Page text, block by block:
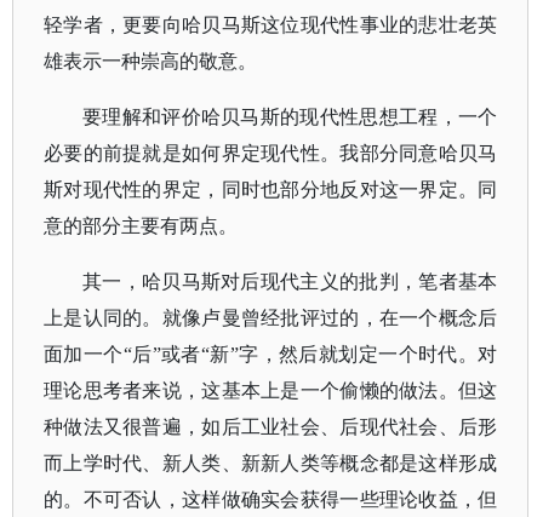
轻学者，更要向哈贝马斯这位现代性事业的悲壮老英
雄表示一种崇高的敬意。
要理解和评价哈贝马斯的现代性思想工程，一个
必要的前提就是如何界定现代性。我部分同意哈贝马
斯对现代性的界定，同时也部分地反对这一界定。同
意的部分主要有两点。
其一，哈贝马斯对后现代主义的批判，笔者基本
上是认同的。就像卢曼曾经批评过的，在一个概念后
面加一个“后”或者“新”字，然后就划定一个时代。对
理论思考者来说，这基本上是一个偷懒的做法。但这
种做法又很普遍，如后工业社会、后现代社会、后形
而上学时代、新人类、新新人类等概念都是这样形成
的。不可否认，这样做确实会获得一些理论收益，但